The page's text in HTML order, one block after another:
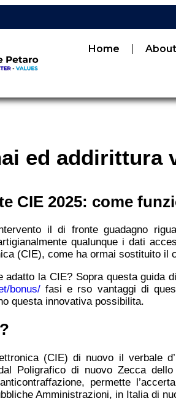
Home About
ed
CIE 2025: come
il di fronte guadagno
qualunque i dati
(CIE), come ha ormai sostituito il
adatto la CIE? Sopra questa guida
bonus/ fasi e rso vantaggi di
questa innovativa possibilita.
(CIE) di nuovo il verbale
Poligrafico di nuovo Zecca
permette
Amministrazioni, in Italia di